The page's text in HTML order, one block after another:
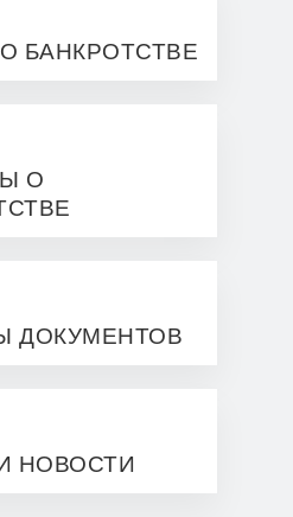
БАНКРОТСТВЕ
О
ДОКУМЕНТОВ
НОВОСТИ